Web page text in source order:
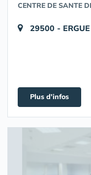
CENTRE DE SANTE
29500 -
Plus d'infos